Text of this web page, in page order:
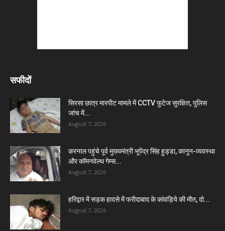
सफीदों
सिरसा छात्र मारपीट मामले में CCTV फुटेज सुरक्षित, पुलिस
जांच में...
August 7, 2026
करनाल पहुंचे पूर्व मुख्यमंत्री भूपेंद्र सिंह हुड्डा, कानून-व्यवस्था
और कॉमनवेल्थ गेम्स...
August 7, 2026
हरिद्वार में सड़क हादसे में फरीदाबाद के कांवड़िये की मौत, दो...
August 7, 2026